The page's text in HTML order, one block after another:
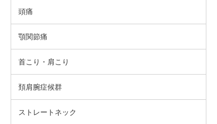
頭痛
顎関節痛
首こり・肩こり
頚肩腕症候群
ストレートネック